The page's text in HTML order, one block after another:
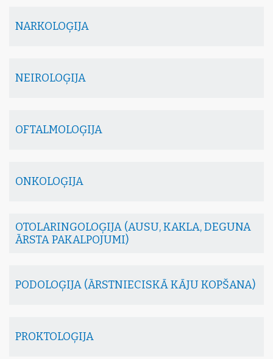
NARKOLOĢIJA
NEIROLOĢIJA
OFTALMOLOĢIJA
ONKOLOĢIJA
OTOLARINGOLOĢIJA (AUSU, KAKLA, DEGUNA
ĀRSTA PAKALPOJUMI)
PODOLOĢIJA (ĀRSTNIECISKĀ KĀJU KOPŠANA)
PROKTOLOĢIJA